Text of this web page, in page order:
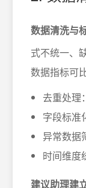
数据清洗与
式不统一、
数据指标可
去重处理
字段标准
异常数据
时间维度
建议助理建